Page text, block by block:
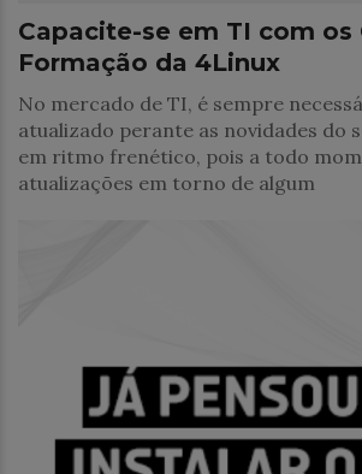
Capacite-se em TI com os
Formação da 4Linux
No mercado de TI, é sempre
atualizado perante as novidades do
em ritmo frenético, pois a todo
atualizações em torno de algum